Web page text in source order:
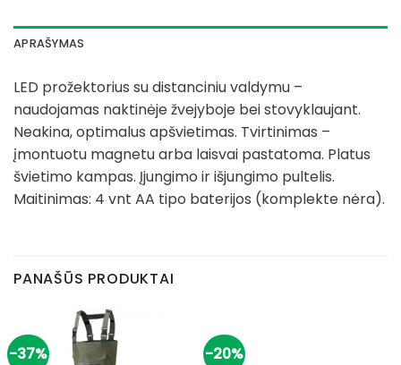
APRAŠYMAS
LED prožektorius su distanciniu valdymu –
naudojamas naktinėje žvejyboje bei stovyklaujant.
Neakina, optimalus apšvietimas. Tvirtinimas –
įmontuotu magnetu arba laisvai pastatoma. Platus
švietimo kampas. Įjungimo ir išjungimo pultelis.
Maitinimas: 4 vnt AA tipo baterijos (komplekte nėra).
PANAŠŪS PRODUKTAI
-37% -20%